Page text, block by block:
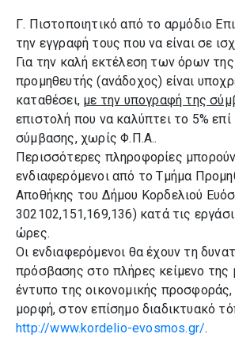
Γ. Πιστοποιητικό από το αρμόδιο
την εγγραφή τους που να είναι σε
Για την καλή εκτέλεση των όρων
προμηθευτής (ανάδοχος) είναι
καταθέσει, με την υπογραφή της
επιστολή που να καλύπτει το 5% επί
σύμβασης, χωρίς Φ.Π.Α..
Περισσότερες πληροφορίες
ενδιαφερόμενοι από το Τμήμα
Αποθήκης του Δήμου Κορδελιού
302102,151,169,136) κατά τις
ώρες.
Οι ενδιαφερόμενοι θα έχουν τη
πρόσβασης στο πλήρες κείμενο της
έντυπο της οικονομικής προσφοράς,
μορφή, στον επίσημο διαδικτυακό
http://www.kordelio-evosmos.gr/.